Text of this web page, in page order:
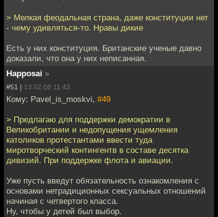
> Мелкая феодальная страна, даже конституции нет
- чему удивляться-то. Нравы дикие
Есть у них конституция. Британские ученые давно
доказали, что она у них неписанная.
Happosai »
#51 | 13.02.08 11:43
Кому: Pavel_is_moskvi, #49
> Предлагаю для поддержки демократии в
Великобритании и недопущения ущемления
католиков протестантами ввести туда
миротворческий контингентв в составе десятка
дивизий. При поддержке флота и авиации.
Уже пусть введут обязательность ознакомления с
основами нетрадиционных сексуальных отношений
начиная с четвертого класса.
Ну, чтобы у детей был выбор.